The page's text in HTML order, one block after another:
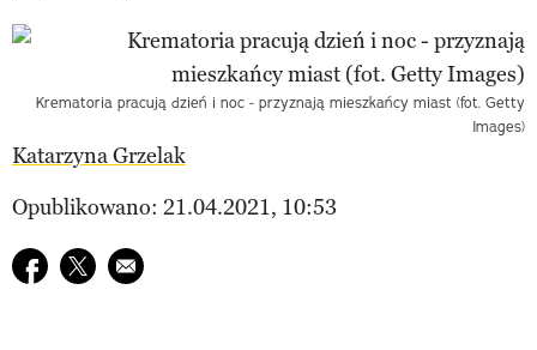
Krematoria pracują dzień i noc - przyznają mieszkańcy miast (fot. Getty
Images)
Katarzyna Grzelak
Opublikowano: 21.04.2021, 10:53
Udostępnij na facebook
Udostępnij na twitter
E-mail do przyjaciela